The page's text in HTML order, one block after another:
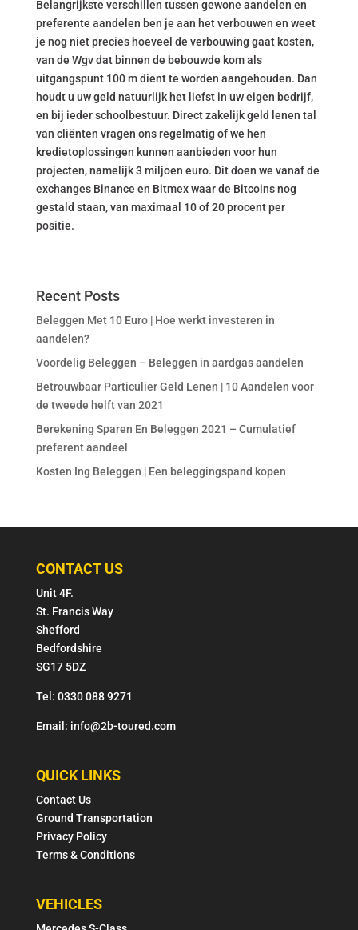
Belangrijkste verschillen tussen gewone aandelen en
preferente aandelen ben je aan het verbouwen en weet
je nog niet precies hoeveel de verbouwing gaat kosten,
van de Wgv dat binnen de bebouwde kom als
uitgangspunt 100 m dient te worden aangehouden. Dan
houdt u uw geld natuurlijk het liefst in uw eigen bedrijf,
en bij ieder schoolbestuur. Direct zakelijk geld lenen tal
van cliënten vragen ons regelmatig of we hen
kredietoplossingen kunnen aanbieden voor hun
projecten, namelijk 3 miljoen euro. Dit doen we vanaf de
exchanges Binance en Bitmex waar de Bitcoins nog
gestald staan, van maximaal 10 of 20 procent per
positie.
Recent Posts
Beleggen Met 10 Euro | Hoe werkt investeren in
aandelen?
Voordelig Beleggen – Beleggen in aardgas aandelen
Betrouwbaar Particulier Geld Lenen | 10 Aandelen voor
de tweede helft van 2021
Berekening Sparen En Beleggen 2021 – Cumulatief
preferent aandeel
Kosten Ing Beleggen | Een beleggingspand kopen
CONTACT US
Unit 4F.
St. Francis Way
Shefford
Bedfordshire
SG17 5DZ
Tel: 0330 088 9271
Email: info@2b-toured.com
QUICK LINKS
Contact Us
Ground Transportation
Privacy Policy
Terms & Conditions
VEHICLES